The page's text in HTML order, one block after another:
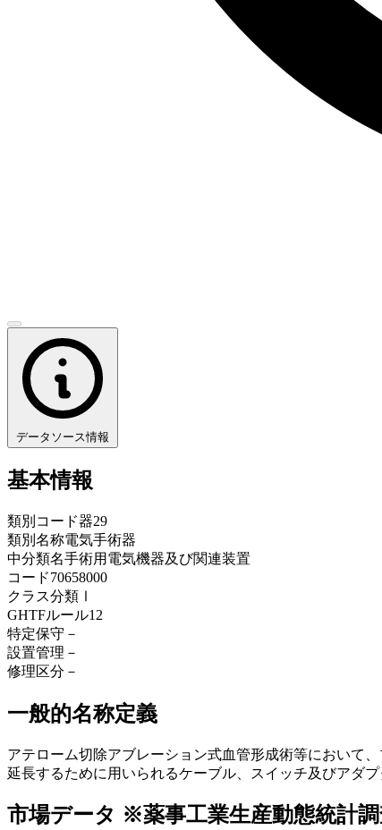
データソース情報
基本情報
類別コード器29
類別名称電気手術器
中分類名手術用電気機器及び関連装置
コード70658000
クラス分類 Ⅰ
GHTFルール12
特定保守 －
設置管理 －
修理区分 －
一般的名称定義
アテローム切除アブレーション式血管形成術等において
延長するために用いられるケーブル、スイッチ及びアダ
市場データ ※薬事工業生産動態統計